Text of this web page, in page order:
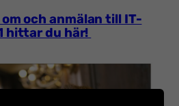
och anmälan till IT-
hittar du här!